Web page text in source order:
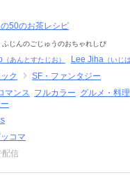
50のお茶レシピ
ふじんのごじゅうのおちゃれしぴ
（あんとすたじお） Lee Jiha （いじ
ク
SF・ファンタジー
マンス フルカラー グルメ・料理
コマ
配信